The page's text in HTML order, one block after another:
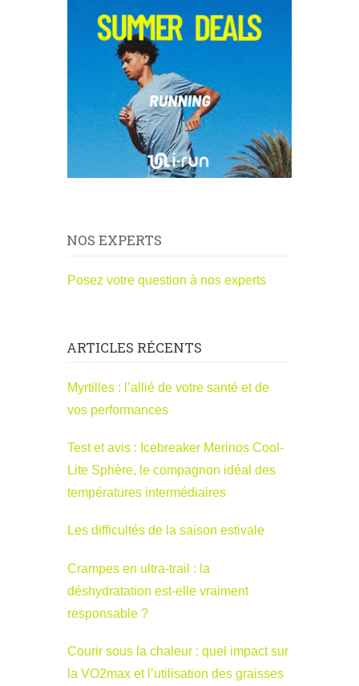
NOS EXPERTS
Posez votre question à nos experts
ARTICLES RÉCENTS
Myrtilles : l’allié de votre santé et de
vos performances
Test et avis : Icebreaker Merinos Cool-
Lite Sphère, le compagnon idéal des
températures intermédiaires
Les difficultés de la saison estivale
Crampes en ultra-trail : la
déshydratation est-elle vraiment
responsable ?
Courir sous la chaleur : quel impact sur
la VO2max et l’utilisation des graisses